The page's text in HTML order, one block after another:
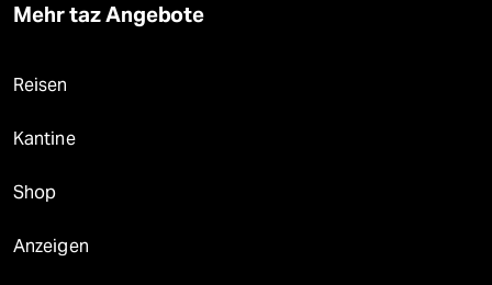
Mehr taz Angebote
Reisen
Kantine
Shop
Anzeigen